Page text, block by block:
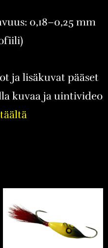
0,18–0,25 mm
ja lisäkuvat pääset
kuvaa ja uintivideo
täältä